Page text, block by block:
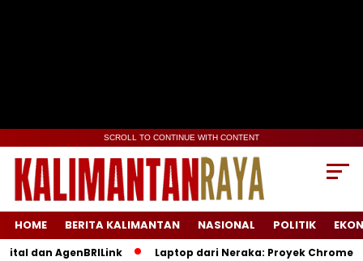
SCROLL TO CONTINUE WITH CONTENT
HOME BERITA KALIMANTAN NASIONAL POLITIK
AgenBRILink Laptop dari Neraka: Proyek